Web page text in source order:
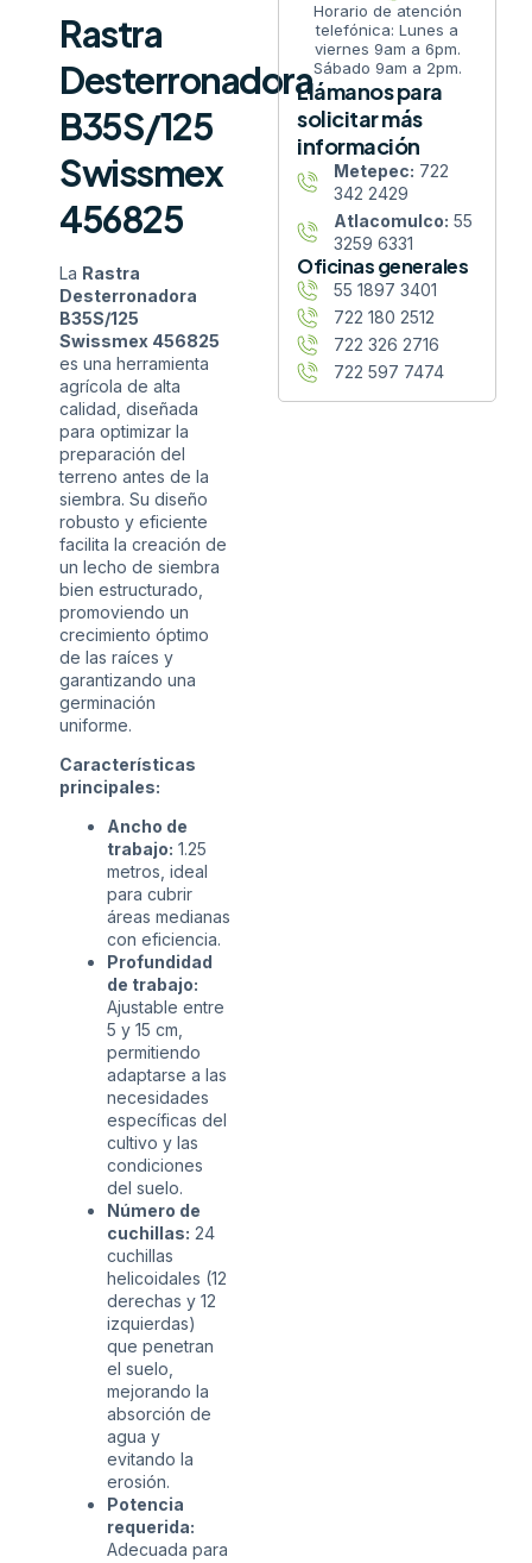
Rastra
Desterronadora
B35S/125
Swissmex
456825
La Rastra
Desterronadora
B35S/125
Swissmex 456825
es una herramienta
agrícola de alta
calidad, diseñada
para optimizar la
preparación del
terreno antes de la
siembra. Su diseño
robusto y eficiente
facilita la creación de
un lecho de siembra
bien estructurado,
promoviendo un
crecimiento óptimo
de las raíces y
garantizando una
germinación
uniforme.
Características
principales:
Ancho de
trabajo: 1.25
metros, ideal
para cubrir
áreas medianas
con eficiencia.
Profundidad
de trabajo:
Ajustable entre
5 y 15 cm,
permitiendo
adaptarse a las
necesidades
específicas del
cultivo y las
condiciones
del suelo.
Número de
cuchillas: 24
cuchillas
helicoidales (12
derechas y 12
izquierdas)
que penetran
el suelo,
mejorando la
absorción de
agua y
evitando la
erosión.
Potencia
requerida:
Adecuada para
Horario de atención
telefónica: Lunes a
viernes 9am a 6pm.
Sábado 9am a 2pm.
Llámanos para
solicitar más
información
Metepec: 722
342 2429
Atlacomulco: 55
3259 6331
Oficinas generales
55 1897 3401
722 180 2512
722 326 2716
722 597 7474